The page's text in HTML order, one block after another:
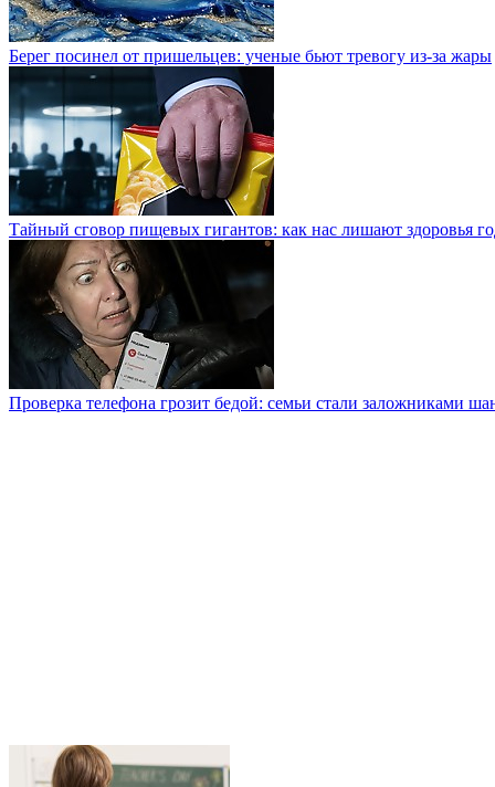
Берег посинел от пришельцев: ученые бьют тревогу из-за жары
Тайный сговор пищевых гигантов: как нас лишают здоровья
Проверка телефона грозит бедой: семьи стали заложниками